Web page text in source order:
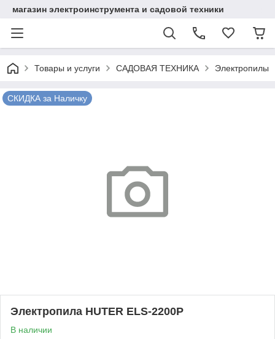
магазин электроинструмента и садовой техники
Товары и услуги САДОВАЯ ТЕХНИКА Электропилы
СКИДКА за Наличку
Электропила HUTER ELS-2200P
В наличии